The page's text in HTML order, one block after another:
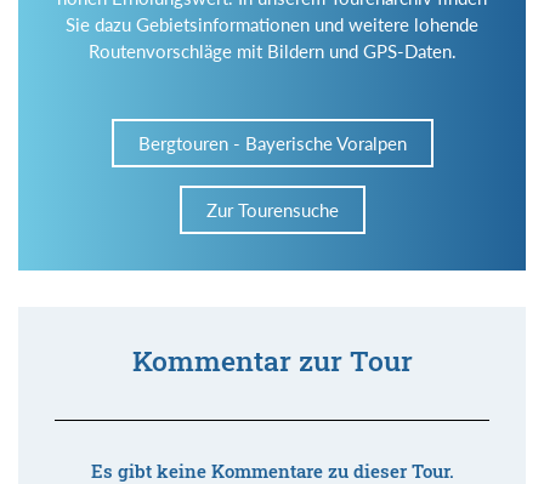
Sie dazu Gebietsinformationen und weitere lohende
Routenvorschläge mit Bildern und GPS-Daten.
Bergtouren - Bayerische Voralpen
Zur Tourensuche
Kommentar zur Tour
Es gibt keine Kommentare zu dieser Tour.